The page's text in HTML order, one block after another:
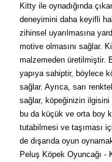
Kitty ile oynadığında
deneyimini daha keyifli
zihinsel uyarılmasına
motive olmasını sağlar.
malzemeden üretilmiştir.
yapıya sahiptir, böylece
sağlar. Ayrıca, sarı
sağlar, köpeğinizin
bu da küçük ve orta boy
tutabilmesi ve taşıması
de dışarıda oyun
Peluş Köpek Oyuncağı -